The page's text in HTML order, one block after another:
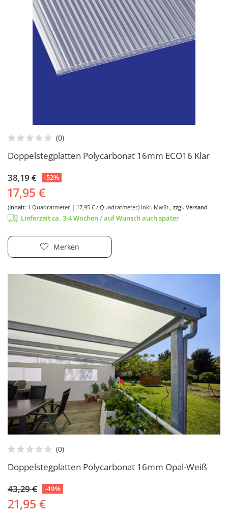
Doppelstegplatten Polycarbonat 16mm ECO16 Klar
38,19 €
-52%
17,95 €
(Inhalt: 1 Quadratmeter | 17,95 € / Quadratmeter) inkl. MwSt., zzgl. Versand
Lieferzeit ca. 3-4 Wochen / auf Wunsch auch später
Merken
Doppelstegplatten Polycarbonat 16mm Opal-Weiß
43,29 €
-49%
21,95 €